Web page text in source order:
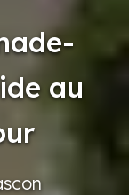
au